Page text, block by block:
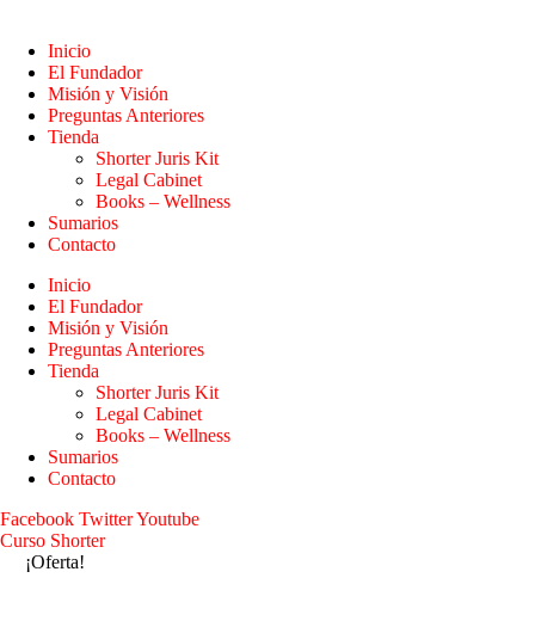
Inicio
El Fundador
Misión y Visión
Preguntas Anteriores
Tienda
Shorter Juris Kit
Legal Cabinet
Books – Wellness
Sumarios
Contacto
Inicio
El Fundador
Misión y Visión
Preguntas Anteriores
Tienda
Shorter Juris Kit
Legal Cabinet
Books – Wellness
Sumarios
Contacto
Facebook TwitterYoutube
Curso Shorter
¡Oferta!